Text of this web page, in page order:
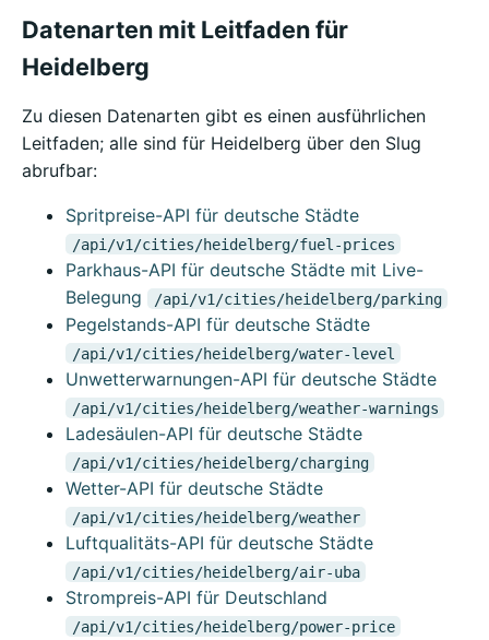
Datenarten mit Leitfaden für
Heidelberg
Zu diesen Datenarten gibt es einen ausführlichen
Leitfaden; alle sind für Heidelberg über den Slug
abrufbar:
Spritpreise-API für deutsche Städte
/api/v1/cities/heidelberg/fuel-prices
Parkhaus-API für deutsche Städte mit Live-
Belegung
/api/v1/cities/heidelberg/parking
Pegelstands-API für deutsche Städte
/api/v1/cities/heidelberg/water-level
Unwetterwarnungen-API für deutsche Städte
/api/v1/cities/heidelberg/weather-warnings
Ladesäulen-API für deutsche Städte
/api/v1/cities/heidelberg/charging
Wetter-API für deutsche Städte
/api/v1/cities/heidelberg/weather
Luftqualitäts-API für deutsche Städte
/api/v1/cities/heidelberg/air-uba
Strompreis-API für Deutschland
/api/v1/cities/heidelberg/power-price